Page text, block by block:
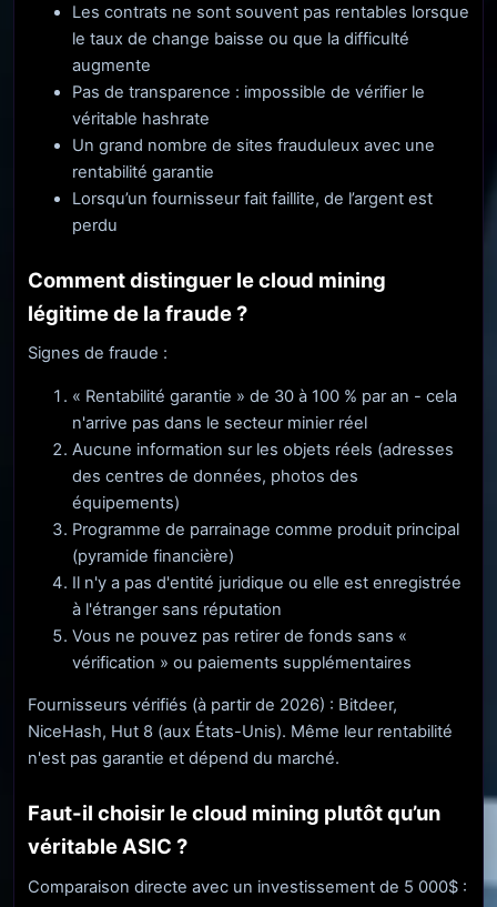
Les contrats ne sont souvent pas rentables lorsque
le taux de change baisse ou que la difficulté
augmente
Pas de transparence : impossible de vérifier le
véritable hashrate
Un grand nombre de sites frauduleux avec une
rentabilité garantie
Lorsqu’un fournisseur fait faillite, de l’argent est
perdu
Comment distinguer le cloud mining
légitime de la fraude ?
Signes de fraude :
« Rentabilité garantie » de 30 à 100 % par an - cela
n'arrive pas dans le secteur minier réel
Aucune information sur les objets réels (adresses
des centres de données, photos des
équipements)
Programme de parrainage comme produit principal
(pyramide financière)
Il n'y a pas d'entité juridique ou elle est enregistrée
à l'étranger sans réputation
Vous ne pouvez pas retirer de fonds sans «
vérification » ou paiements supplémentaires
Fournisseurs vérifiés (à partir de 2026) : Bitdeer,
NiceHash, Hut 8 (aux États-Unis). Même leur rentabilité
n'est pas garantie et dépend du marché.
Faut-il choisir le cloud mining plutôt qu’un
véritable ASIC ?
Comparaison directe avec un investissement de 5 000$ :